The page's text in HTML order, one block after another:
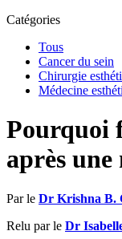
Catégories
Tous
Cancer du sein
Chirurgie
Médecine
Pourquoi
après
Par le Dr Krishna B.
Relu par le Dr